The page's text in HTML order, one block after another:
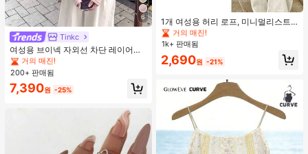
6
Tinkc
여성용 브이넥 자외선 차단 레이어링
다용도 긴팔 티셔츠 탑, 봄/여름 핑크
#2 TOP 3위 에서 새로운 여성 상의
거의 매진!
#2 TOP 3위 에서 새로운 여성 상의
거의 매진!
#2 TOP 3위 에서 새로운 여성 상의
거의 매진!
#2 TOP 3위
거의 매진!
200+ 판매됨
7,390원 -25%
1개 여성용 허리 로프, 미니멀리스트
보헤미안 패션 매듭 허리 벨트, 드레
스, 캐주얼 팬츠와 함께 일상 착용에
적합한 장식용 허리 액세서리
#1 TOP 3위
기하학 여성 벨트 및 벨트 액세서리
거의 매진!
#1 TOP 3위
기하학 여성 벨트 및 벨트 액세서리
거의 매진!
#1 TOP 3위
거의 매진!
1k+ 판매됨
2,690원 -21%